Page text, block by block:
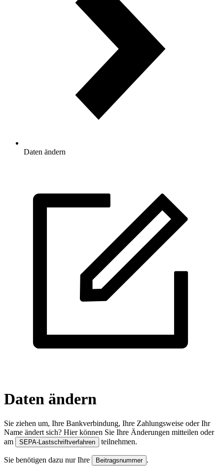
Daten ändern
Daten ändern
Sie ziehen um, Ihre Bank­verbindung, Ihre Zahlungs­weise oder Ihr
Name ändert sich? Hier können Sie Ihre Änderungen mit­teilen oder
am
SEPA-Lastschriftverfahren teilnehmen.
Sie benötigen dazu nur Ihre Beitragsnummer .